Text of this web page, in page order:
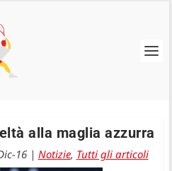
alla maglia azzurra
16| Notizie, Tutti gli articoli